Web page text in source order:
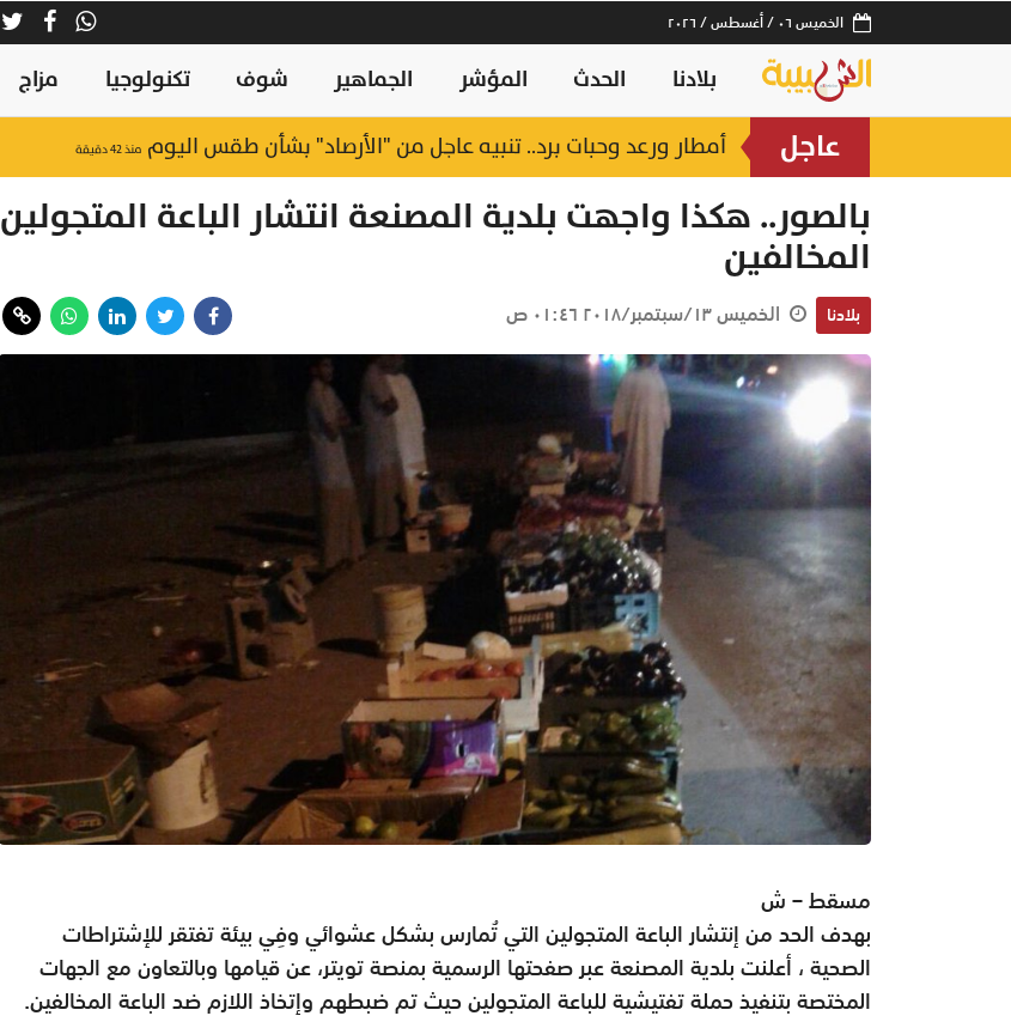
الخميس ٠٦ / أغسطس / ٢٠٢٦
بلادنا الحدث المؤشر الجماهير شوف تكنولوجيا مزاج
عاجل أمطار ورعد وحبات برد.. تنبيه عاجل من "الأرصاد" بشأن طقس اليوم منذ ٤٢ دقيقة
بالصور.. هكذا واجهت بلدية المصنعة انتشار الباعة المتجولين
المخالفين
بلادنا الخميس ١٣/سبتمبر/٢٠١٨ ٠١:٤٦ ص
مسقط – ش
بهدف الحد من إنتشار الباعة المتجولين التي تُمارس بشكل عشوائي وفِي بيئة تفتقر للإشتراطات
الصحية ، أعلنت بلدية المصنعة عبر صفحتها الرسمية بمنصة تويتر، عن قيامها وبالتعاون مع الجهات
المختصة بتنفيذ حملة تفتيشية للباعة المتجولين حيث تم ضبطهم وإتخاذ اللازم ضد الباعة المخالفين.